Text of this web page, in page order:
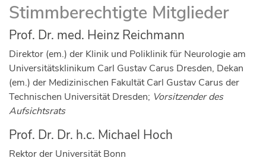
Stimmberechtigte Mitglieder
Prof. Dr. med. Heinz Reichmann
Direktor (em.) der Klinik und Poliklinik für Neurologie am
Universitätsklinikum Carl Gustav Carus Dresden, Dekan
(em.) der Medizinischen Fakultät Carl Gustav Carus der
Technischen Universität Dresden; Vorsitzender des
Aufsichtsrats
Prof. Dr. Dr. h.c. Michael Hoch
Rektor der Universität Bonn